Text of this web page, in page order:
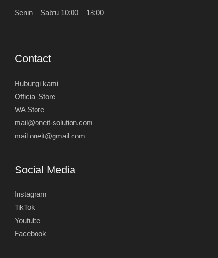
Senin – Sabtu 10:00 – 18:00
Contact
Hubungi kami
Official Store
WA Store
mail@oneit-solution.com
mail.oneit@gmail.com
Social Media
Instagram
TikTok
Youtube
Facebook